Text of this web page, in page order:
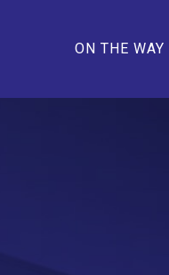
ON THE WAY